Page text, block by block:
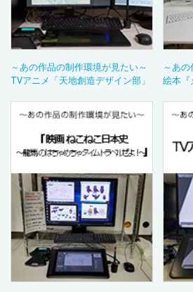
～あの作品の制作環境が見たい～
TVアニメ「天地創造デザイン部」
～あ
絵本『